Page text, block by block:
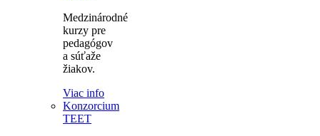
Medzinárodné
kurzy pre
pedagógov
a súťaže
žiakov.
Viac info
Konzorcium
TEET